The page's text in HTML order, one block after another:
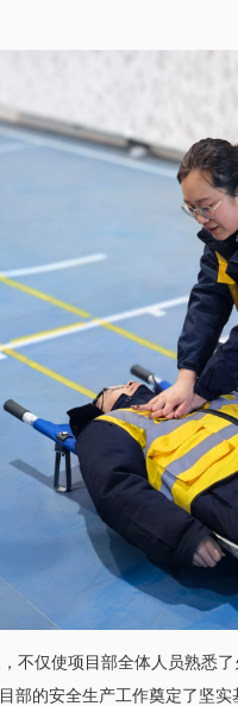
不仅使项目部全体人员熟悉
部的安全生产工作奠定了坚